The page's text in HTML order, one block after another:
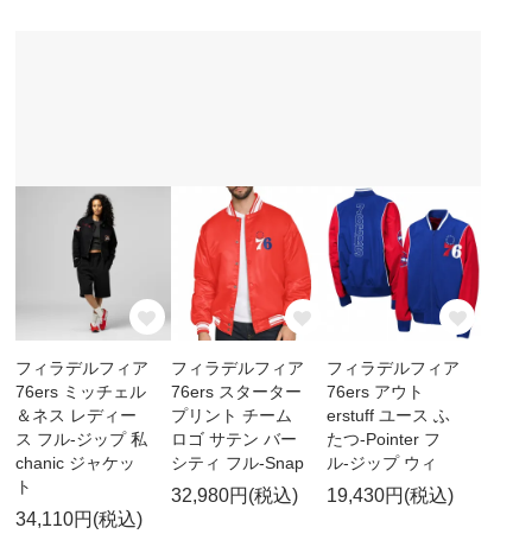
フィラデルフィア
76ers ミッチェル
＆ネス レディー
ス フル-ジップ 私
chanic ジャケッ
ト
34,110円(税込)
フィラデルフィア
76ers スターター
プリント チーム
ロゴ サテン バー
シティ フル-Snap
32,980円(税込)
フィラデルフィア
76ers アウト
erstuff ユース ふ
たつ-Pointer フ
ル-ジップ ウィ
19,430円(税込)